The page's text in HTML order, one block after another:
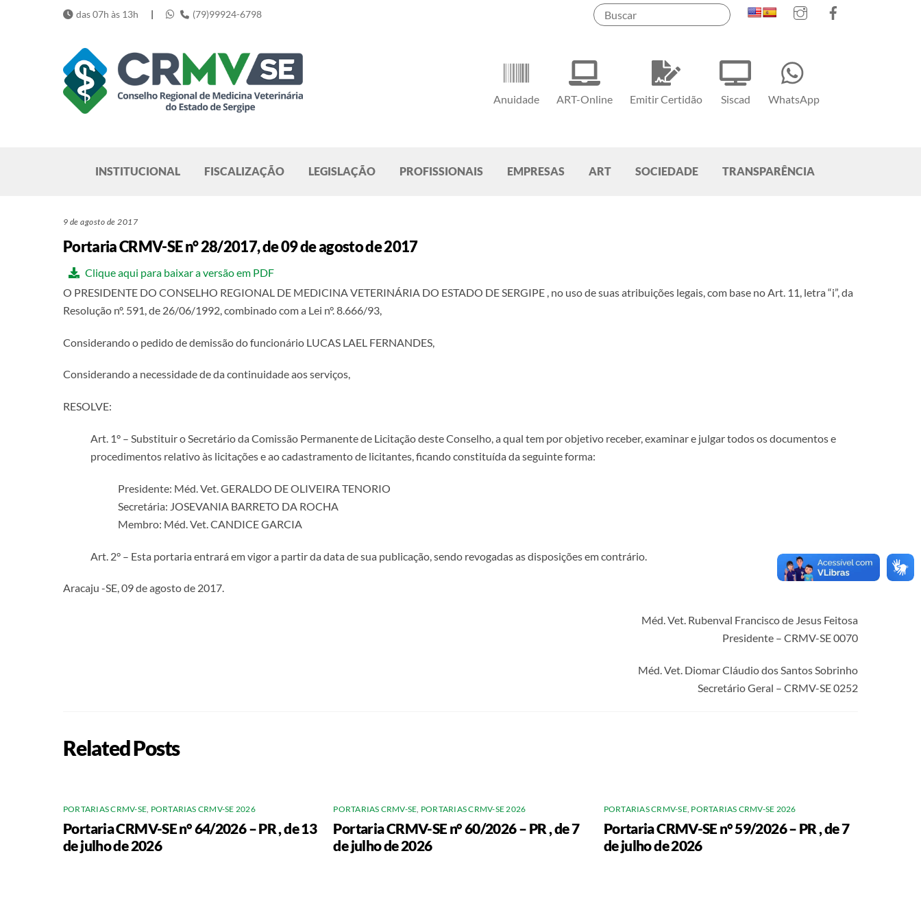
Instagram
Anuidade ART-Online Emitir Certidão Siscad WhatsApp
das 07h às 13h | (79)99924-6798
INSTITUCIONAL FISCALIZAÇÃO LEGISLAÇÃO PROFISSIONAIS EMPRESAS ART SOCIEDADE TRANSPARÊNCIA
9 de agosto de 2017
Portaria CRMV-SE n° 28/2017, de 09 de agosto de 2017
Clique aqui para baixar a versão em PDF
O PRESIDENTE DO CONSELHO REGIONAL DE MEDICINA VETERINÁRIA DO ESTADO DE SERGIPE , no uso de suas atribuições legais, com base no Art. 11, letra “i”, da
Resolução nº. 591, de 26/06/1992, combinado com a Lei n°. 8.666/93,
Considerando o pedido de demissão do funcionário LUCAS LAEL FERNANDES,
Considerando a necessidade de da continuidade aos serviços,
RESOLVE:
Art. 1° – Substituir o Secretário da Comissão Permanente de Licitação deste Conselho, a qual tem por objetivo receber, examinar e julgar todos os documentos e
procedimentos relativo às licitações e ao cadastramento de licitantes, ficando constituída da seguinte forma:
Presidente: Méd. Vet. GERALDO DE OLIVEIRA TENORIO
Secretária: JOSEVANIA BARRETO DA ROCHA
Membro: Méd. Vet. CANDICE GARCIA
Art. 2° – Esta portaria entrará em vigor a partir da data de sua publicação, sendo revogadas as disposições em contrário.
Aracaju -SE, 09 de agosto de 2017.
Méd. Vet. Rubenval Francisco de Jesus Feitosa
Presidente – CRMV-SE 0070
Méd. Vet. Diomar Cláudio dos Santos Sobrinho
Secretário Geral – CRMV-SE 0252
Related Posts
PORTARIAS CRMV-SE PORTARIAS CRMV-SE 2026
Portaria CRMV-SE n° 64/2026 – PR , de 13
de julho de 2026
PORTARIAS CRMV-SE PORTARIAS CRMV-SE 2026
Portaria CRMV-SE n° 60/2026 – PR , de 7
de julho de 2026
PORTARIAS CRMV-SE, PORTARIAS CRMV-SE 2026
Portaria CRMV-SE n° 59/2026 – PR , de 7
de julho de 2026